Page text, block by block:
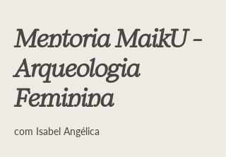
Mentoria MaikU -
Arqueologia
Feminina
com Isabel Angélica